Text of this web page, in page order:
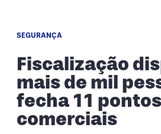
SEGURANÇA
Fiscalização
mais de mil
fecha 11 pontos
comerciais